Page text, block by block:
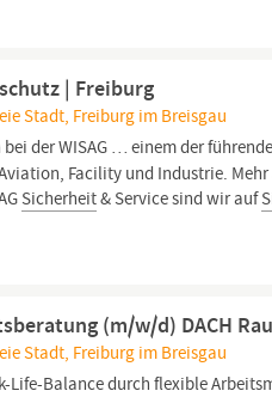
| Freiburg
Stadt, Freiburg im Breisgau
der WISAG … einem der
Facility und Industrie.
Sicherheit& Service sind wir auf
(m/w/d) DACH
Stadt, Freiburg im Breisgau
Life-Balance durch flexible